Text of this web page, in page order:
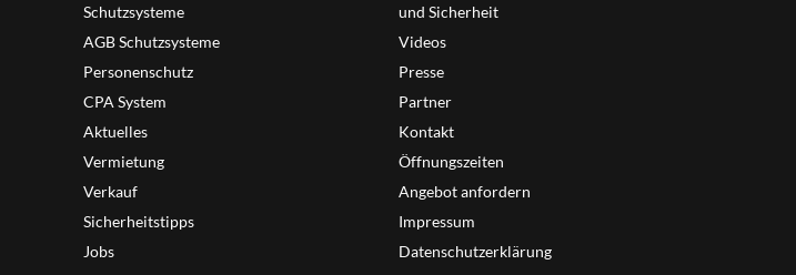
Schutzsysteme
AGB Schutzsysteme
Personenschutz
CPA System
Aktuelles
Vermietung
Verkauf
Sicherheitstipps
Jobs
und Sicherheit
Videos
Presse
Partner
Kontakt
Öffnungszeiten
Angebot anfordern
Impressum
Datenschutzerklärung